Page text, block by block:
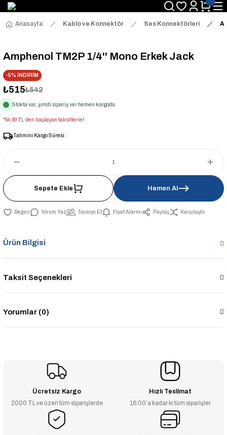
Anasayfa Kablo ve Konnektör Ses Konnektörleri
Amphenol TM2P 1/4'' Mono Erkek Jack
-5% İNDİRİM
₺515₺542
Stokta var, şimdi sipariş ver hemen kargoda
*54,99 TL den başlayan taksitlerle!
Tahmini Kargo Süresi :
Sepete Ekle Hemen Al
Yorum Yaz Tavsiye Et Fiyat Alarmı Paylaş Karşılaştır
Ürün Bilgisi
Taksit Seçenekleri
Yorumlar (0)
Ücretsiz Kargo
2000 TL ve üzeri tüm siparişlerde
Hızlı Teslimat
16:00’a kadar ki tüm siparişler